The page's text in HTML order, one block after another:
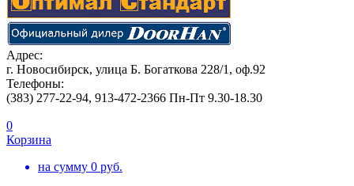
Адрес:
г. Новосибирск, улица Б. Богаткова 228/1, оф.92
Телефоны:
(383) 277-22-94, 913-472-2366 Пн-Пт 9.30-18.30
0
Корзина
на сумму 0 руб.